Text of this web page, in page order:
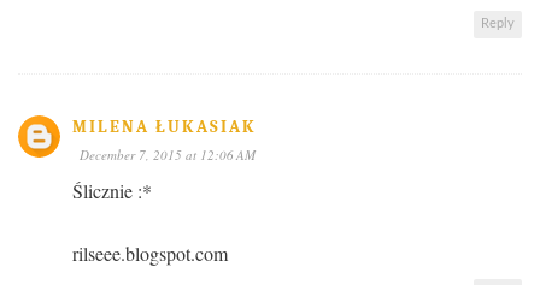
Reply
MILENA ŁUKASIAK
December 7, 2015 at 12:06 AM
Ślicznie :*
rilseee.blogspot.com